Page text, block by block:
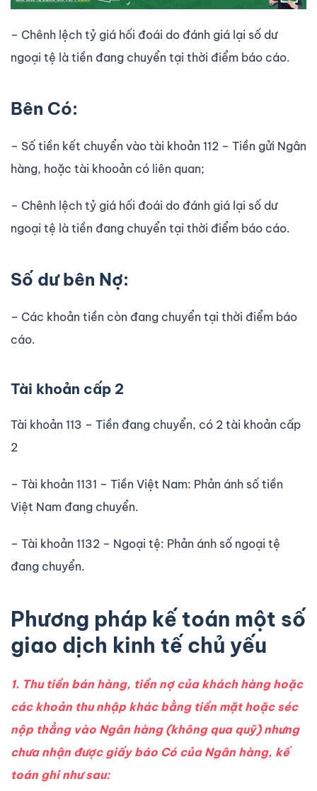
– Chênh lệch tỷ giá hối đoái do đánh giá lại số dư
ngoại tệ là tiền đang chuyển tại thời điểm báo cáo.
Bên Có:
– Số tiền kết chuyển vào tài khoản 112 – Tiền gửi Ngân
hàng, hoặc tài khooản có liên quan;
– Chênh lệch tỷ giá hối đoái do đánh giá lại số dư
ngoại tệ là tiền đang chuyển tại thời điểm báo cáo.
Số dư bên Nợ:
– Các khoản tiền còn đang chuyển tại thời điểm báo
cáo.
Tài khoản cấp 2
Tài khoản 113 – Tiền đang chuyển, có 2 tài khoản cấp
2
– Tài khoản 1131 – Tiền Việt Nam: Phản ánh số tiền
Việt Nam đang chuyển.
– Tài khoản 1132 – Ngoại tệ: Phản ánh số ngoại tệ
đang chuyển.
Phương pháp kế toán một số
giao dịch kinh tế chủ yếu
1. Thu tiền bán hàng, tiền nợ của khách hàng hoặc
các khoản thu nhập khác bằng tiền mặt hoặc séc
nộp thẳng vào Ngân hàng (không qua quỹ) nhưng
chưa nhận được giấy báo Có của Ngân hàng, kế
toán ghi như sau: